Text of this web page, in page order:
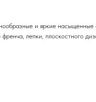
и яркие насыщенные
лепки, плоскостного